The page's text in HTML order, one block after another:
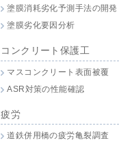
塗膜消耗劣化予測手法の開発
塗膜劣化要因分析
コンクリート保護工
マスコンクリート表面被覆
ASR対策の性能確認
疲労
道鉄併用橋の疲労亀裂調査